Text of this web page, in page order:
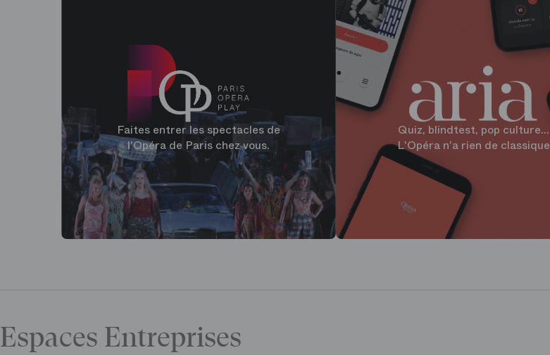
Faites entrer les spectacles de
l'Opéra de Paris chez vous.
Quiz, blindtest, pop culture...
L'Opéra n'a rien de classique
Espaces Entreprises